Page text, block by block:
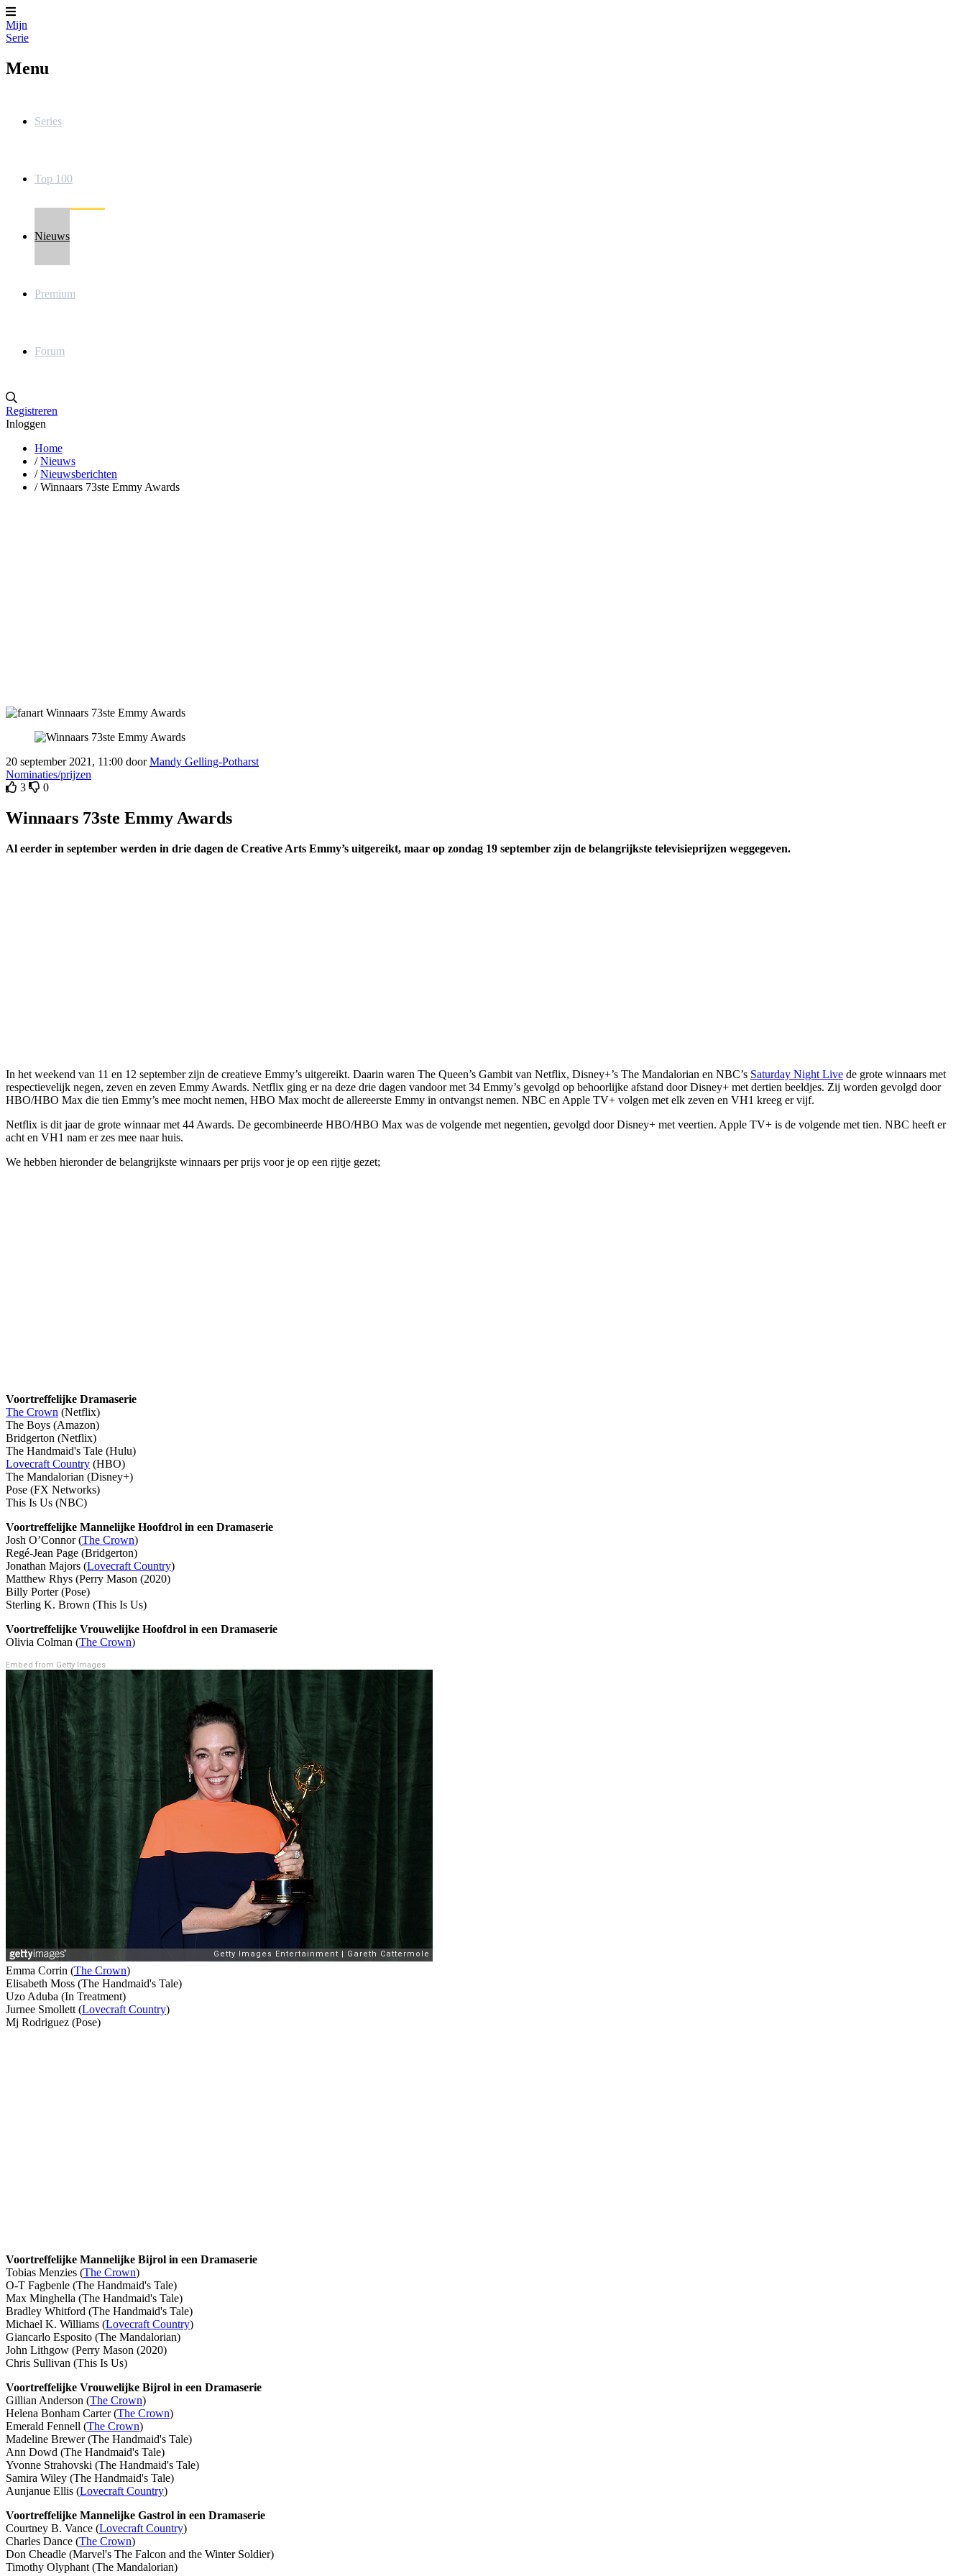
Mijn
Serie
Menu
Series
Top 100
Nieuws
Premium
Forum
Registreren
Inloggen
Home
/ Nieuws
/ Nieuwsberichten
/ Winnaars 73ste Emmy Awards
20 september 2021, 11:00 doorMandy Gelling-Potharst
Nominaties/prijzen
3
0
Winnaars 73ste Emmy Awards
Al eerder in september werden in drie dagen de Creative Arts Emmy’s uitgereikt, maar op zondag 19 september zijn de belangrijkste televisieprijzen weggegeven.
In het weekend van 11 en 12 september zijn de creatieve Emmy’s uitgereikt. Daarin waren The Queen’s Gambit van Netflix, Disney+’s The Mandalorian en NBC’s Saturday Night Live de grote winnaars met
respectievelijk negen, zeven en zeven Emmy Awards. Netflix ging er na deze drie dagen vandoor met 34 Emmy’s gevolgd op behoorlijke afstand door Disney+ met dertien beeldjes. Zij worden gevolgd door
HBO/HBO Max die tien Emmy’s mee mocht nemen, HBO Max mocht de allereerste Emmy in ontvangst nemen. NBC en Apple TV+ volgen met elk zeven en VH1 kreeg er vijf.
Netflix is dit jaar de grote winnaar met 44 Awards. De gecombineerde HBO/HBO Max was de volgende met negentien, gevolgd door Disney+ met veertien. Apple TV+ is de volgende met tien. NBC heeft er
acht en VH1 nam er zes mee naar huis.
We hebben hieronder de belangrijkste winnaars per prijs voor je op een rijtje gezet;
Voortreffelijke Dramaserie
The Crown (Netflix)
The Boys (Amazon)
Bridgerton (Netflix)
The Handmaid's Tale (Hulu)
Lovecraft Country (HBO)
The Mandalorian (Disney+)
Pose (FX Networks)
This Is Us (NBC)
Voortreffelijke Mannelijke Hoofdrol in een Dramaserie
Josh O’Connor (The Crown)
Regé-Jean Page (Bridgerton)
Jonathan Majors (Lovecraft Country)
Matthew Rhys (Perry Mason (2020)
Billy Porter (Pose)
Sterling K. Brown (This Is Us)
Voortreffelijke Vrouwelijke Hoofdrol in een Dramaserie
Olivia Colman (The Crown)
Embed from Getty Images
Emma Corrin (The Crown)
Elisabeth Moss (The Handmaid's Tale)
Uzo Aduba (In Treatment)
Jurnee Smollett (Lovecraft Country)
Mj Rodriguez (Pose)
Voortreffelijke Mannelijke Bijrol in een Dramaserie
Tobias Menzies (The Crown)
O-T Fagbenle (The Handmaid's Tale)
Max Minghella (The Handmaid's Tale)
Bradley Whitford (The Handmaid's Tale)
Michael K. Williams (Lovecraft Country)
Giancarlo Esposito (The Mandalorian)
John Lithgow (Perry Mason (2020)
Chris Sullivan (This Is Us)
Voortreffelijke Vrouwelijke Bijrol in een Dramaserie
Gillian Anderson (The Crown)
Helena Bonham Carter (The Crown)
Emerald Fennell (The Crown)
Madeline Brewer (The Handmaid's Tale)
Ann Dowd (The Handmaid's Tale)
Yvonne Strahovski (The Handmaid's Tale)
Samira Wiley (The Handmaid's Tale)
Aunjanue Ellis (Lovecraft Country)
Voortreffelijke Mannelijke Gastrol in een Dramaserie
Courtney B. Vance (Lovecraft Country)
Charles Dance (The Crown)
Don Cheadle (Marvel's The Falcon and the Winter Soldier)
Timothy Olyphant (The Mandalorian)